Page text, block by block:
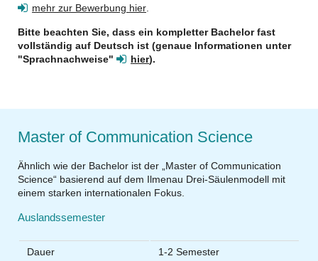
mehr zur Bewerbung hier
Bitte beachten Sie, dass ein kompletter Bachelor fast
vollständig auf Deutsch ist (genaue Informationen unter
"Sprachnachweise"
hier).
Master of Communication Science
Ähnlich wie der Bachelor ist der „Master of Communication
Science“ basierend auf dem Ilmenau Drei-Säulenmodell mit
einem starken internationalen Fokus.
Auslandssemester
Dauer 1-2 Semester